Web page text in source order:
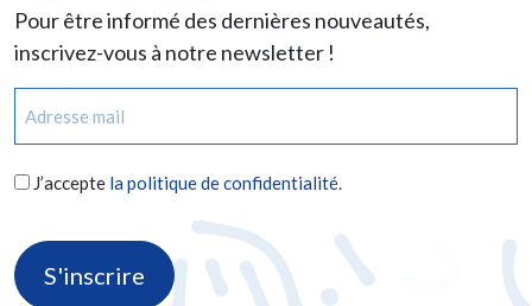
Pour être informé des dernières nouveautés,
inscrivez-vous à notre newsletter !
mail
RGPD
J’accepte la politique de confidentialité.